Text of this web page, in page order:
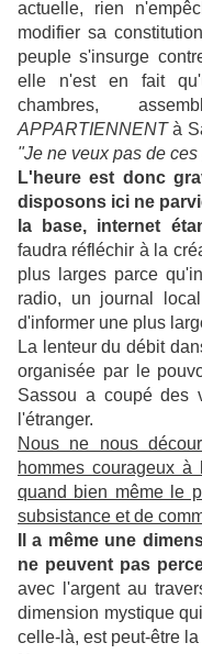
actuelle, rien
modifier sa
peuple s'insurge
elle n'est en fait
chambres,
APPARTIENNENTà
"Je ne veux pas de
L'heure est donc
disposons ici ne
la base, internet
faudra réfléchir à la
plus larges parce
radio, un journal
d'informer une plus
La lenteur du débit
organisée par le
Sassou a coupé des
l'étranger.
Nous ne nous
hommes courageux
quand bien même le
subsistance et de
Il a même une
ne peuvent pas
avec l'argent au
dimension mystique
celle-là, est peut-être